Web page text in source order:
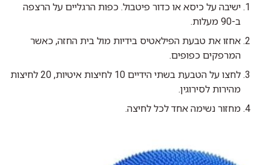
ישיבה על כיסא או כדור פיטבול. כפות הרגליים על הרצפה
ב-90 מעלות.
אחזו את טבעת הפילאטיס בידיות מול בית החזה, כאשר
המרפקים כפופים.
לחצו על הטבעת בשתי הידיים 10 לחיצות איטיות, 20 לחיצות
מהירות לסירוגין.
מחזור נשימה אחד לכל לחיצה.